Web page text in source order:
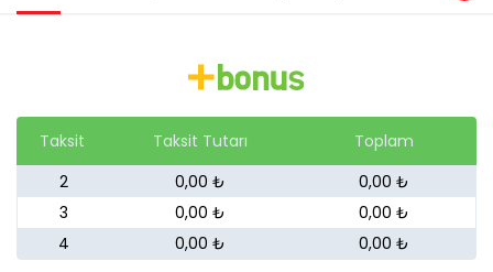
Taksit Taksit Tutarı
Toplam
2
0,00 ₺
0,00 ₺
3
0,00 ₺
0,00 ₺
4
0,00 ₺ 0,00 ₺